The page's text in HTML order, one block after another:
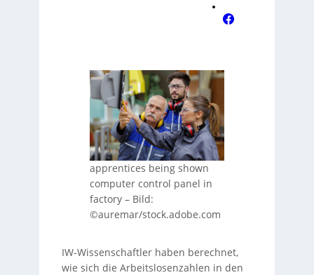
apprentices being shown
computer control panel in
factory– Bild:
©auremar/stock.adobe.com
IW-Wissenschaftler haben berechnet,
wie sich die Arbeitslosenzahlen in den